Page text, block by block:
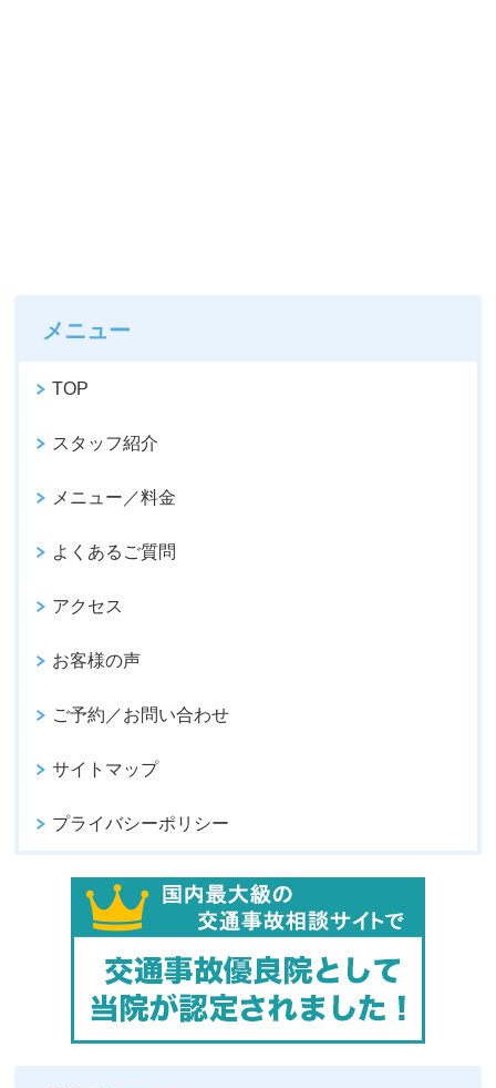
メニュー
TOP
スタッフ紹介
メニュー／料金
よくあるご質問
アクセス
お客様の声
ご予約／お問い合わせ
サイトマップ
プライバシーポリシー